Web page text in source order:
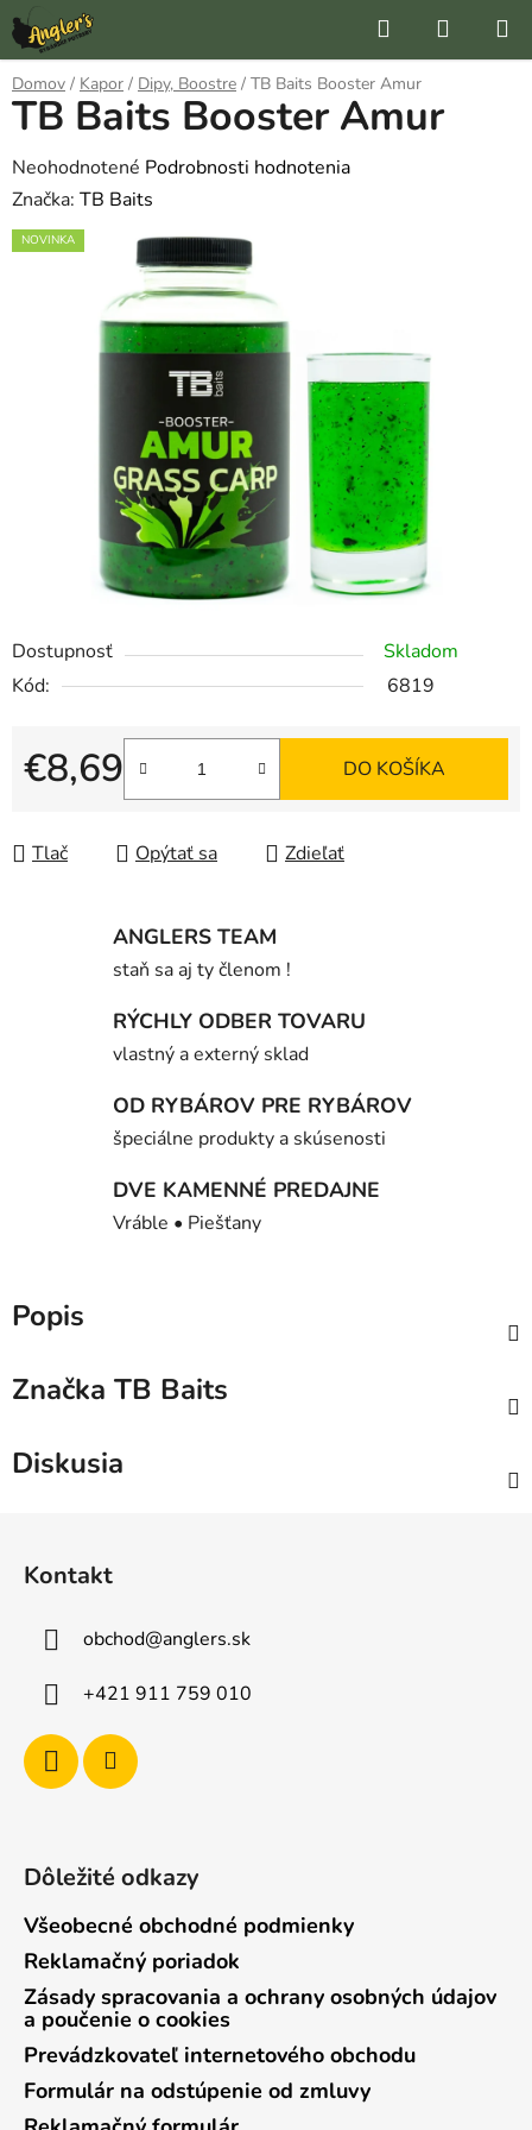
Prejsť
na
obsah
Hľadať
KOŠÍK
Domov / Kapor / Dipy, Boostre / TB Baits Booster Amur
Dostupnosť
Skladom
Kód:
6819
€8,69
Jednotková cena:
DO KOŠÍKA
Tlač Opýtať sa Zdieľať
TB Baits Booster Amur
Priemerné
hodnotenie
produktu
Neohodnotené Podrobnosti hodnotenia
Značka: TB Baits
NOVINKA
ANGLERS TEAM
staň sa aj ty členom !
RÝCHLY ODBER TOVARU
vlastný a externý sklad
OD RYBÁROV PRE RYBÁROV
špeciálne produkty a skúsenosti
DVE KAMENNÉ PREDAJNE
Vráble • Piešťany
Popis
Značka TB Baits
Diskusia
Kontakt
obchod@anglers.sk
+421 911 759 010
Dôležité odkazy
Všeobecné obchodné podmienky
Reklamačný poriadok
Zásady spracovania a ochrany osobných údajov
a poučenie o cookies
Prevádzkovateľ internetového obchodu
Formulár na odstúpenie od zmluvy